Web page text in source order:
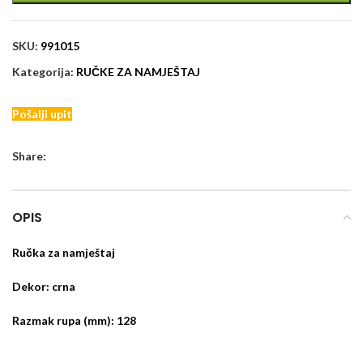
SKU: 991015
Kategorija: RUČKE ZA NAMJEŠTAJ
Pošalji upit
Share:
OPIS
Ručka za namještaj
Dekor: crna
Razmak rupa (mm): 128